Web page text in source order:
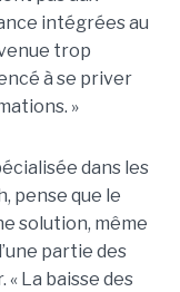
intégrées au
trop
à se priver
»
dans les
pense que le
solution, même
partie des
La baisse des